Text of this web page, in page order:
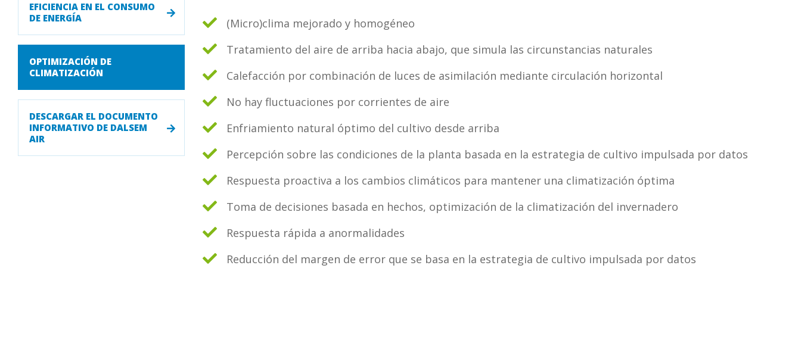
EFICIENCIA EN EL CONSUMO
DE ENERGÍA
OPTIMIZACIÓN DE
CLIMATIZACIÓN
DESCARGAR EL DOCUMENTO
INFORMATIVO DE DALSEM
AIR
(Micro)clima mejorado y homogéneo
Tratamiento del aire de arriba hacia abajo, que simula las circunstancias naturales
Calefacción por combinación de luces de asimilación mediante circulación horizontal
No hay fluctuaciones por corrientes de aire
Enfriamiento natural óptimo del cultivo desde arriba
Percepción sobre las condiciones de la planta basada en la estrategia de cultivo impulsada por datos
Respuesta proactiva a los cambios climáticos para mantener una climatización óptima
Toma de decisiones basada en hechos, optimización de la climatización del invernadero
Respuesta rápida a anormalidades
Reducción del margen de error que se basa en la estrategia de cultivo impulsada por datos